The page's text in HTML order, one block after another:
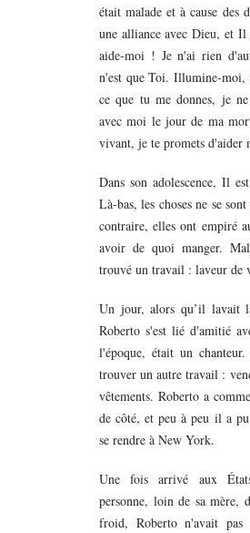
était malade et à cause des
une alliance avec Dieu, et
aide-moi ! Je n'ai rien
n'est que Toi. Illumine-
ce que tu me donnes, je
avec moi le jour de ma
vivant, je te promets d'aider
Dans son adolescence, Il
Là-bas, les choses ne se
contraire, elles ont empiré
avoir de quoi manger.
trouvé un travail : laveur de
Un jour, alors qu’il lavait
Roberto s'est lié d'amitié
l'époque, était un
trouver un autre travail :
vêtements. Roberto a
de côté, et peu à peu il a
se rendre à New York.
Une fois arrivé aux
personne, loin de sa mère,
froid, Roberto n'avait